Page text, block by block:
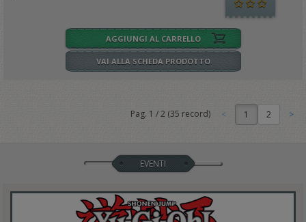
AGGIUNGI AL CARRELLO
VAI ALLA SCHEDA PRODOTTO
Pag. 1 /2 (35 record) 1
EVENTI